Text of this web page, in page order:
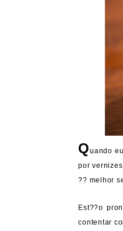
Quando
por
?? melhor
Est??o
contentar